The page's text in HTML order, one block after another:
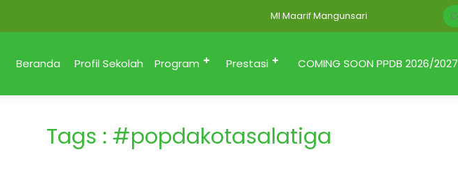
MI Maarif Mangunsari
Beranda Profil Sekolah Program Prestasi COMING SOON PPDB 2026/2027
Tags : #popdakotasalatiga